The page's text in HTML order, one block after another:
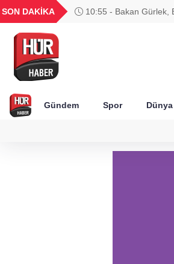
SON DAKİKA 10:55 - Bakan Gürlek,
GEL
18,1987
16,2478
Gündem Spor Dünya